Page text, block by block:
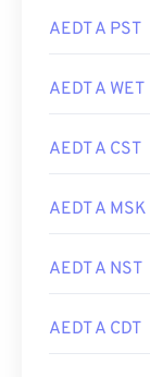
AEDT A PST
AEDT A WET
AEDT A CST
AEDT A MSK
AEDT A NST
AEDT A CDT